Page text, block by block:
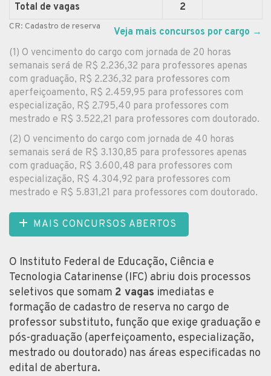
Total de vagas
2
CR: Cadastro de reserva Veja mais concursos por cargo →
(1) O vencimento do cargo com jornada de 20 horas
semanais será de R$ 2.236,32 para professores apenas
com graduação, R$ 2.236,32 para professores com
aperfeiçoamento, R$ 2.459,95 para professores com
especialização, R$ 2.795,40 para professores com
mestrado e R$ 3.522,21 para professores com doutorado.
(2) O vencimento do cargo com jornada de 40 horas
semanais será de R$ 3.130,85 para professores apenas
com graduação, R$ 3.600,48 para professores com
especialização, R$ 4.304,92 para professores com
mestrado e R$ 5.831,21 para professores com doutorado.
MAIS CONCURSOS ABERTOS
O Instituto Federal de Educação, Ciência e
Tecnologia Catarinense (IFC) abriu dois processos
seletivos que somam 2 vagas imediatas e
formação de cadastro de reserva no cargo de
professor substituto, função que exige graduação e
pós-graduação (aperfeiçoamento, especialização,
mestrado ou doutorado) nas áreas especificadas no
edital de abertura.